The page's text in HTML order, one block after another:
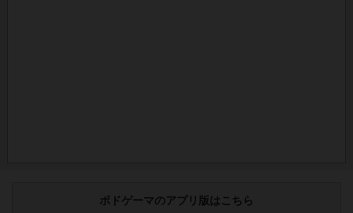
ボドゲーマのアプリ版はこちら